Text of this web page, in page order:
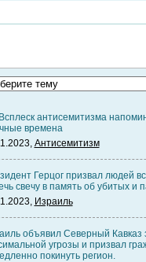
антисемитизма
времена
Антисемитизм
Герцог призвал людей
свечу в память об убитых и
Израиль
объявил Северный Кавказ
угрозы и призвал
покинуть регион.